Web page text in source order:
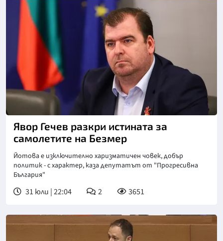
Явор Гечев разкри истината за
самолетите на Безмер
Йотова е изключително харизматичен човек, добър
политик - с характер, каза депутатът от "Прогресивна
България"
31 юли | 22:04 2 3651